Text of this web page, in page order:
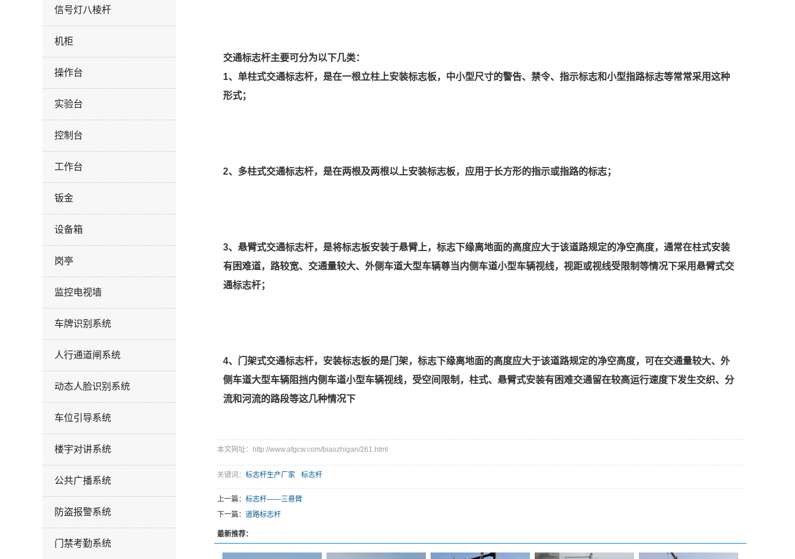
信号灯八棱杆
机柜
操作台
实验台
控制台
工作台
钣金
设备箱
岗亭
监控电视墙
车牌识别系统
人行通道闸系统
动态人脸识别系统
车位引导系统
楼宇对讲系统
公共广播系统
防盗报警系统
门禁考勤系统
交通标志杆主要可分为以下几类：
1、单柱式交通标志杆，是在一根立柱上安装标志板，中小型尺寸的警告、禁令、指示标志和小型指路标志等常常采用这种
形式；
2、多柱式交通标志杆，是在两根及两根以上安装标志板，应用于长方形的指示或指路的标志；
3、悬臂式交通标志杆，是将标志板安装于悬臂上，标志下缘离地面的高度应大于该道路规定的净空高度，通常在柱式安装
有困难道，路较宽、交通量较大、外侧车道大型车辆尊当内侧车道小型车辆视线，视距或视线受限制等情况下采用悬臂式交
通标志杆；
4、门架式交通标志杆，安装标志板的是门架，标志下缘离地面的高度应大于该道路规定的净空高度，可在交通量较大、外
侧车道大型车辆阻挡内侧车道小型车辆视线，受空间限制，柱式、悬臂式安装有困难交通留在较高运行速度下发生交织、分
流和河流的路段等这几种情况下
本文网址：http://www.afgcw.com/biaozhigan/261.html
关键词： 标志杆生产厂家 标志杆
上一篇： 标志杆——三悬臂
下一篇： 道路标志杆
最新推荐：